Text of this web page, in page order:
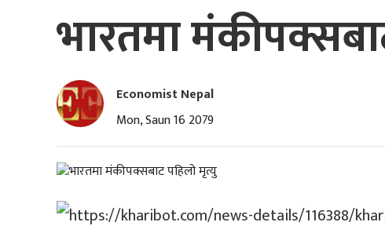
भारतमा
Economist Nepal
Mon, Saun 16 2079